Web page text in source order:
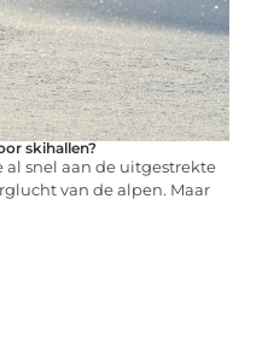
skihallen?
al snel aan de uitgestrekte
van de alpen. Maar